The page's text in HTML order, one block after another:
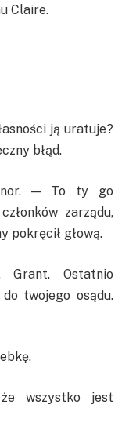
Claire.
ją uratuje?
błąd.
— To ty go
zarządu,
pokręcił głową.
Grant. Ostatnio
twojego osądu.
wszystko jest